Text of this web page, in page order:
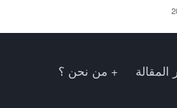
المقالة
من نحن ؟